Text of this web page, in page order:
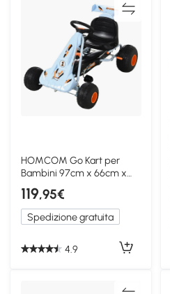
HOMCOM Go Kart per
Bambini 97cm x 66cm x
59cm Azzurro Chiaro
119,95€
Spedizione gratuita
4.9